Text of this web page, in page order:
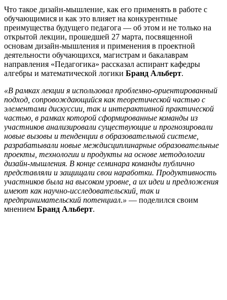
Что такое дизайн-мышление, как его применять в работе с
обучающимися и как это влияет на конкурентные
преимущества будущего педагога — об этом и не только на
открытой лекции, прошедшей 27 марта, посвященной
основам дизайн-мышления и применения в проектной
деятельности обучающихся, магистрам и бакалаврам
направления «Педагогика» рассказал аспирант кафедры
алгебры и математической логики Бранд Альберт.
«В рамках лекции я использовал проблемно-ориентированный
подход, сопровождающийся как теоретической частью с
элементами дискуссии, так и интерактивной практической
частью, в рамках которой сформированные команды из
участников анализировали существующие и прогнозировали
новые вызовы и тенденции в образовательной системе,
разрабатывали новые междисциплинарные образовательные
проекты, технологии и продукты на основе методологии
дизайн-мышления. В конце семинара команды публично
представляли и защищали свои наработки. Продуктивность
участников была на высоком уровне, а их идеи и предложения
имеют как научно-исследовательский, так и
предпринимательский потенциал.» — поделился своим
мнением Бранд Альберт.